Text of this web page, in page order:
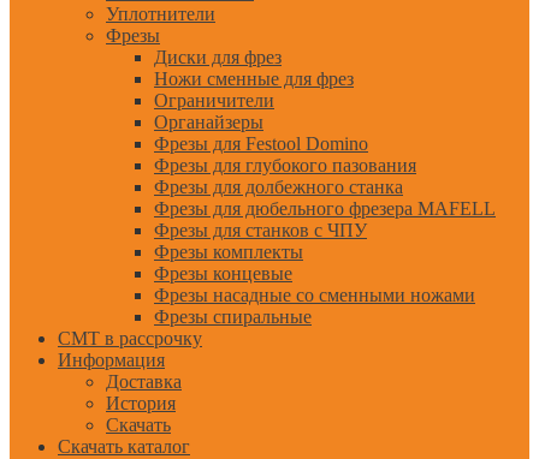
Уплотнители
Фрезы
Диски для фрез
Ножи сменные для фрез
Ограничители
Органайзеры
Фрезы для Festool Domino
Фрезы для глубокого пазования
Фрезы для долбежного станка
Фрезы для дюбельного фрезера MAFELL
Фрезы для станков с ЧПУ
Фрезы комплекты
Фрезы концевые
Фрезы насадные со сменными ножами
Фрезы спиральные
CMT в рассрочку
Информация
Доставка
История
Скачать
Скачать каталог